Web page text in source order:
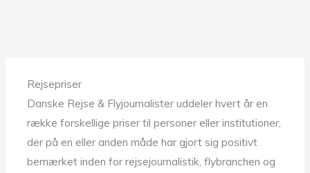
Rejsepriser
Danske Rejse & Flyjournalister uddeler hvert år en
række forskellige priser til personer eller institutioner,
der på en eller anden måde har gjort sig positivt
bemærket inden for rejsejournalistik, flybranchen og